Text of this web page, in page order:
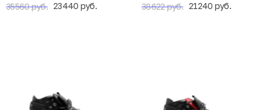
35560 руб. 23440 руб. 38622 руб. 21240 руб.